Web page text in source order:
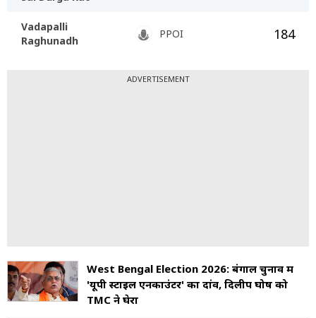
Vadapalli
Raghunadh
PPOI 184
ADVERTISEMENT
West Bengal Election 2026: बंगाल चुनाव में
'यूपी स्टाइल एनकाउंटर' का दांव, दिलीप घोष को
TMC ने घेरा